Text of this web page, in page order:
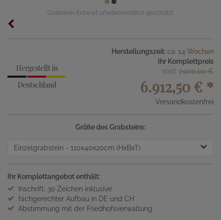
Grabstein-Entwurf urheberrechtlich geschützt.
Hergestellt in
Deutschland
Herstellungszeit: ca. 14 Wochen
Ihr Komplettpreis
statt 7.900,00 €
6.912,50 € *
Versandkostenfrei
Größe des Grabsteins:
Einzelgrabstein - 110x40x20cm (HxBxT)
Ihr Komplettangebot enthält:
Inschrift: 30 Zeichen inklusive
fachgerechter Aufbau in DE und CH
Abstimmung mit der Friedhofsverwaltung